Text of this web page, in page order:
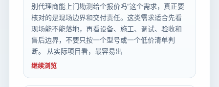
别代理商能上门勘测给个报价吗”这个需求，真正要
核对的是现场边界和交付责任。这类需求适合先看
现场能不能落地，再看设备、施工、调试、验收和
售后边界，不要只按一个型号或一个低价清单判
断。 从实际项目看，最容易出
继续浏览